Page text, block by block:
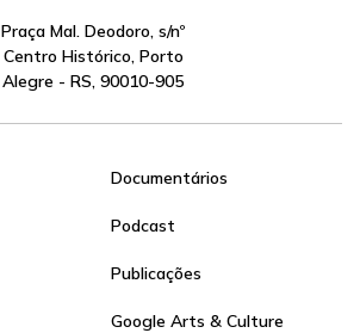
Praça Mal. Deodoro, s/nº
Centro Histórico, Porto
Alegre - RS, 90010-905
Documentários
Podcast
Publicações
Google Arts & Culture